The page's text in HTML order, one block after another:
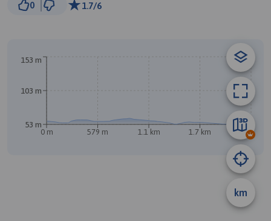
0 1.7/6
B
km
0 m 579 m 1.1 km 1.7 km 2.3 km
53 m
103 m
153 m